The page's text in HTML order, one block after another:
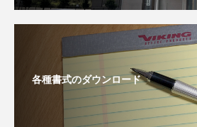
各種書式のダウンロード